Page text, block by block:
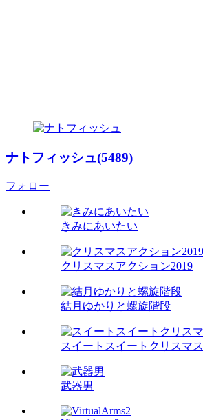
ナトフィッシュ(5489)
フォロー
きみにあいたい
クリスマスアクション2019
結月ゆかりと螺旋階段
スイートスイートクリスマス
武器男